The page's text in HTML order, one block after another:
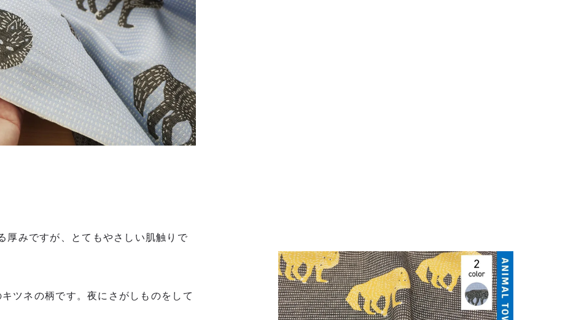
厚みですが、とてもやさしい肌触りで
ツネの柄です。夜にさがしものをして